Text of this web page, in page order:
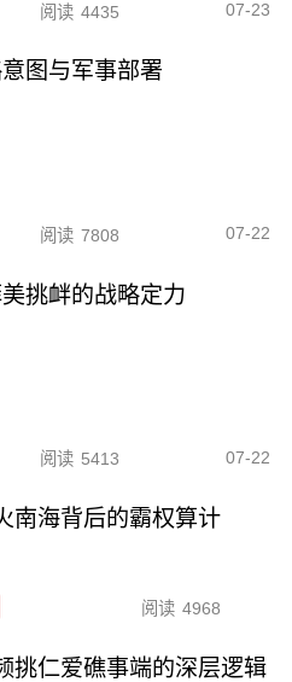
阅读 4435 07-23
图与军事部署
阅读 7808 07-22
挑衅的战略定力
阅读 5413 07-22
南海背后的霸权算计
阅读 4968
挑仁爱礁事端的深层逻辑